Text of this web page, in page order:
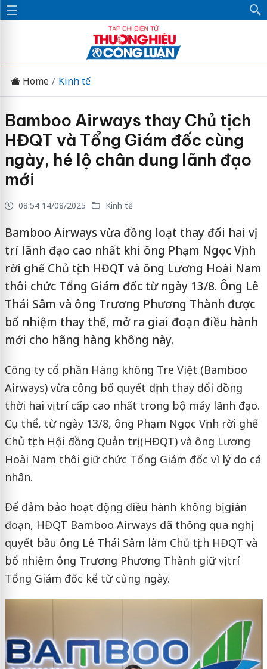
Home Kinh tế
Bamboo Airways thay Chủ tịch
HĐQT và Tổng Giám đốc cùng
ngày, hé lộ chân dung lãnh đạo
mới
08:54 14/08/2025 Kinh tế
Bamboo Airways vừa đồng loạt thay đổi hai vị
trí lãnh đạo cao nhất khi ông Phạm Ngọc Vịnh
rời ghế Chủ tịch HĐQT và ông Lương Hoài Nam
thôi chức Tổng Giám đốc từ ngày 13/8. Ông Lê
Thái Sâm và ông Trương Phương Thành được
bổ nhiệm thay thế, mở ra giai đoạn điều hành
mới cho hãng hàng không này.
Công ty cổ phần Hàng không Tre Việt (Bamboo
Airways) vừa công bố quyết định thay đổi đồng
thời hai vị trí cấp cao nhất trong bộ máy lãnh đạo.
Cụ thể, từ ngày 13/8, ông Phạm Ngọc Vịnh rời ghế
Chủ tịch Hội đồng Quản trị (HĐQT) và ông Lương
Hoài Nam thôi giữ chức Tổng Giám đốc vì lý do cá
nhân.
Để đảm bảo hoạt động điều hành không bị gián
đoạn, HĐQT Bamboo Airways đã thông qua nghị
quyết bầu ông Lê Thái Sâm làm Chủ tịch HĐQT và
bổ nhiệm ông Trương Phương Thành giữ vị trí
Tổng Giám đốc kể từ cùng ngày.